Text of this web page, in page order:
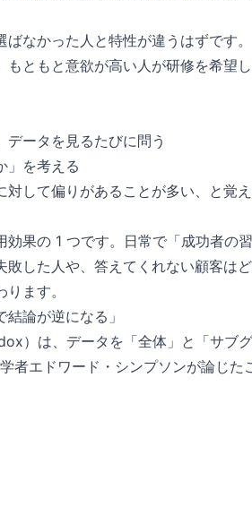
なかった人と特性が違うはずです
ともと意欲が高い人が研修を希望
データを見るたびに問う
」を考える
して偏りがあることが多い、と覚え
効果の 1 つです。日常で「成功者の
した人や、答えてくれない顧客は
ます。
論が逆になる」
）は、データを「全体」と「サブ
者エドワード・シンプソンが論じた